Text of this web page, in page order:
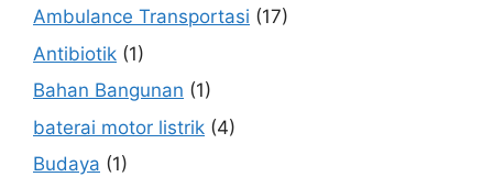
Ambulance Transportasi (17)
Antibiotik (1)
Bahan Bangunan (1)
baterai motor listrik (4)
Budaya (1)